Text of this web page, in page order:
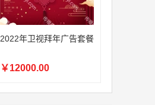
2022年卫视拜年广告套餐
￥12000.00